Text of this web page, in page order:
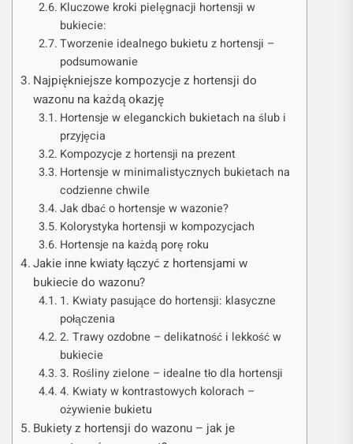
Kluczowe kroki pielęgnacji hortensji w
bukiecie:
Tworzenie idealnego bukietu z hortensji –
podsumowanie
Najpiękniejsze kompozycje z hortensji do
wazonu na każdą okazję
Hortensje w eleganckich bukietach na ślub i
przyjęcia
Kompozycje z hortensji na prezent
Hortensje w minimalistycznych bukietach na
codzienne chwile
Jak dbać o hortensje w wazonie?
Kolorystyka hortensji w kompozycjach
Hortensje na każdą porę roku
Jakie inne kwiaty łączyć z hortensjami w
bukiecie do wazonu?
1. Kwiaty pasujące do hortensji: klasyczne
połączenia
2. Trawy ozdobne – delikatność i lekkość w
bukiecie
3. Rośliny zielone – idealne tło dla hortensji
4. Kwiaty w kontrastowych kolorach –
ożywienie bukietu
Bukiety z hortensji do wazonu – jak je